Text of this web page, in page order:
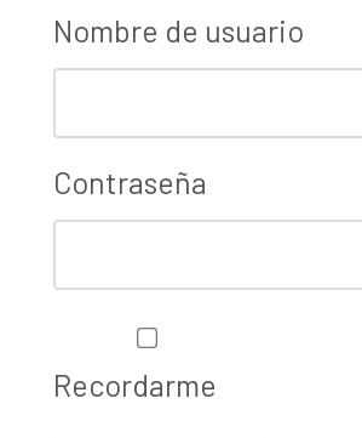
Nombre de usuario
Contraseña
Recordarme